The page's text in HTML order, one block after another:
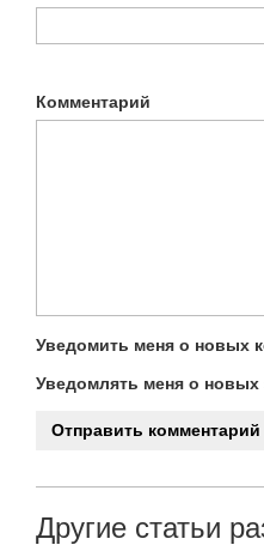
Комментарий
Уведомить меня о новых
Уведомлять меня о новых
Другие статьи